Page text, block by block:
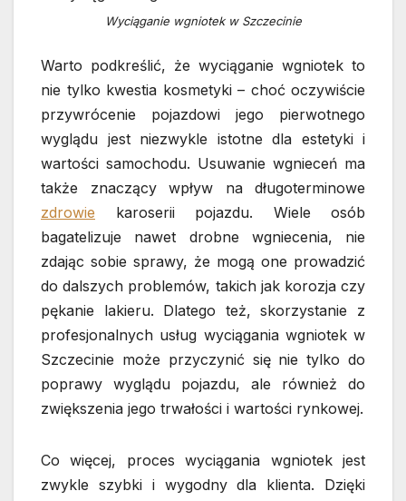
Wyciąganie wgniotek w Szczecinie
Warto podkreślić, że wyciąganie wgniotek to
nie tylko kwestia kosmetyki – choć oczywiście
przywrócenie pojazdowi jego pierwotnego
wyglądu jest niezwykle istotne dla estetyki i
wartości samochodu. Usuwanie wgnieceń ma
także znaczący wpływ na długoterminowe
zdrowie karoserii pojazdu. Wiele osób
bagatelizuje nawet drobne wgniecenia, nie
zdając sobie sprawy, że mogą one prowadzić
do dalszych problemów, takich jak korozja czy
pękanie lakieru. Dlatego też, skorzystanie z
profesjonalnych usług wyciągania wgniotek w
Szczecinie może przyczynić się nie tylko do
poprawy wyglądu pojazdu, ale również do
zwiększenia jego trwałości i wartości rynkowej.
Co więcej, proces wyciągania wgniotek jest
zwykle szybki i wygodny dla klienta. Dzięki